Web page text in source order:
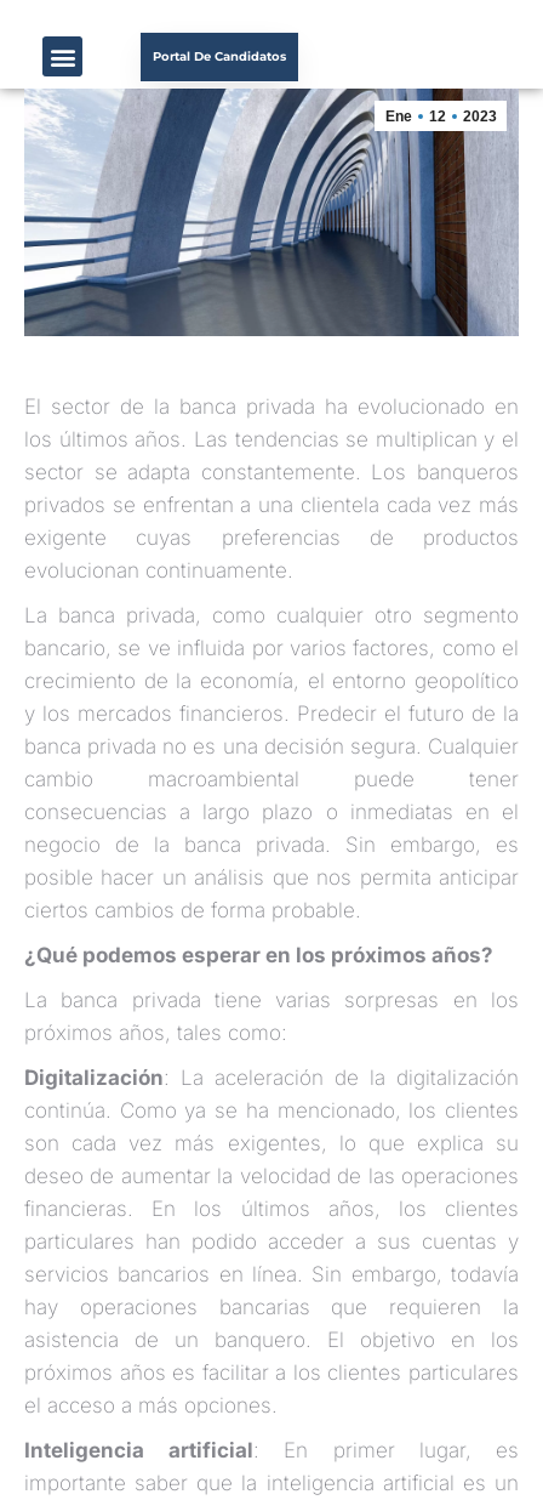
Portal De Candidatos
Ene 12 2023
El sector de la banca privada ha evolucionado en
los últimos años. Las tendencias se multiplican y el
sector se adapta constantemente. Los banqueros
privados se enfrentan a una clientela cada vez más
exigente cuyas preferencias de productos
evolucionan continuamente.
La banca privada, como cualquier otro segmento
bancario, se ve influida por varios factores, como el
crecimiento de la economía, el entorno geopolítico
y los mercados financieros. Predecir el futuro de la
banca privada no es una decisión segura. Cualquier
cambio macroambiental puede tener
consecuencias a largo plazo o inmediatas en el
negocio de la banca privada. Sin embargo, es
posible hacer un análisis que nos permita anticipar
ciertos cambios de forma probable.
¿Qué podemos esperar en los próximos años?
La banca privada tiene varias sorpresas en los
próximos años, tales como:
Digitalización: La aceleración de la digitalización
continúa. Como ya se ha mencionado, los clientes
son cada vez más exigentes, lo que explica su
deseo de aumentar la velocidad de las operaciones
financieras. En los últimos años, los clientes
particulares han podido acceder a sus cuentas y
servicios bancarios en línea. Sin embargo, todavía
hay operaciones bancarias que requieren la
asistencia de un banquero. El objetivo en los
próximos años es facilitar a los clientes particulares
el acceso a más opciones.
Inteligencia
artificial: En primer lugar, es
importante saber que la inteligencia artificial es un